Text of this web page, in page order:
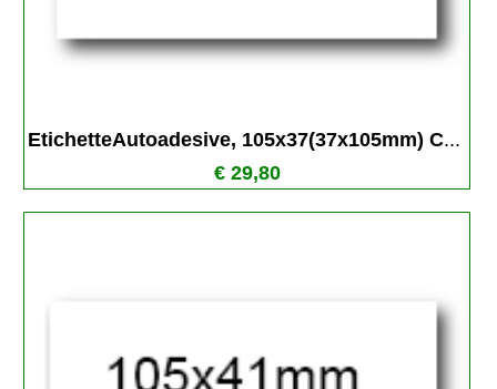
EtichetteAutoadesive, 105x37(37x105mm) C...
€ 29,80